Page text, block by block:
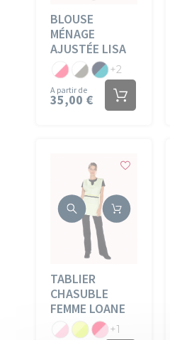
BLOUSE
MÉNAGE
AJUSTÉE LISA
A partir de
35,00 €
PC
Blanc/Fuchsia
PC
Blanc/Gris
moyen
PC
Marine/Turquoise
+2
TABLIER
CHASUBLE
FEMME LOANE
PC PC PC +1